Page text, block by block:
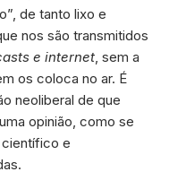
de tanto lixo e
nos são transmitidos
e internet , sem a
os coloca no ar. É
neoliberal de que
opinião, como se
e